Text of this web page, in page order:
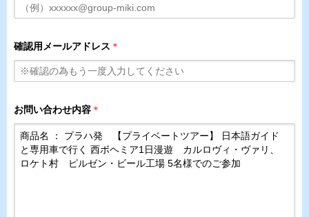
確認用メールアドレス ＊
お問い合わせ内容 ＊